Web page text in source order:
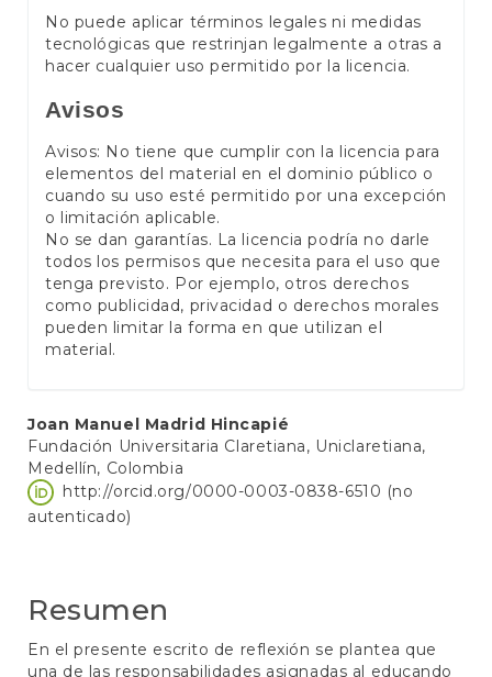
No puede aplicar términos legales ni medidas
tecnológicas que restrinjan legalmente a otras a
hacer cualquier uso permitido por la licencia.
Avisos
Avisos: No tiene que cumplir con la licencia para
elementos del material en el dominio público o
cuando su uso esté permitido por una excepción
o limitación aplicable.
No se dan garantías. La licencia podría no darle
todos los permisos que necesita para el uso que
tenga previsto. Por ejemplo, otros derechos
como publicidad, privacidad o derechos morales
pueden limitar la forma en que utilizan el
material.
Contenido
principal
del
artículo
Joan Manuel Madrid Hincapié
Fundación Universitaria Claretiana, Uniclaretiana,
Medellín, Colombia
http://orcid.org/0000-0003-0838-6510 (no
autenticado)
Resumen
En el presente escrito de reflexión se plantea que
una de las responsabilidades asignadas al educando